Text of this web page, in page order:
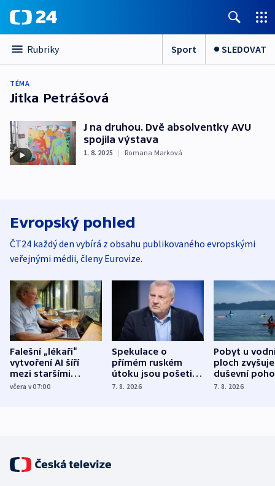
Rubriky Sport SLEDOVAT
TÉMA
Jitka Petrášová
J na druhou. Dvě absolventky AVU
spojila výstava
1. 8. 2025 | Romana Marková
Evropský pohled
ČT24 každý den vybírá z obsahu publikovaného evropskými
veřejnými médii, členy Eurovize.
Falešní „lékaři“
vytvoření AI šíří
mezi staršími
Poláky nebezpečné
včera v 07:00
Spekulace o
přímém ruském
útoku jsou pošetilé,
míní estonský
7. 8. 2026
Pobyt u
ploch zvyšuje
duševní
ukázala
7. 8. 2026